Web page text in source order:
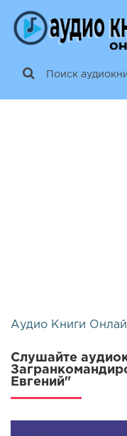
Аудио Книги
Слушайте
Евгений"